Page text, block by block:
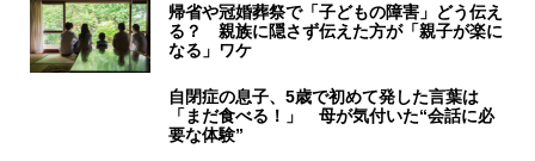
帰省や冠婚葬祭で「子どもの障害」どう伝え
る？ 親族に隠さず伝えた方が「親子が楽に
なる」ワケ
自閉症の息子、5歳で初めて発した言葉は
「まだ食べる！」 母が気付いた“会話に必
要な体験”